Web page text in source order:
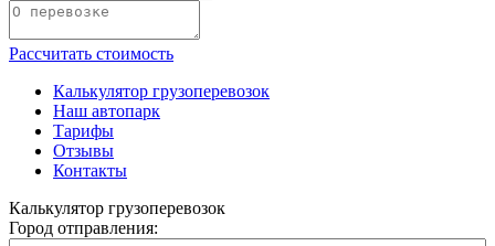
Рассчитать стоимость
Калькулятор грузоперевозок
Наш автопарк
Тарифы
Отзывы
Контакты
Калькулятор грузоперевозок
Город отправления: